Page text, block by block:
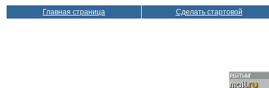
Главная страница Сделать стартовой